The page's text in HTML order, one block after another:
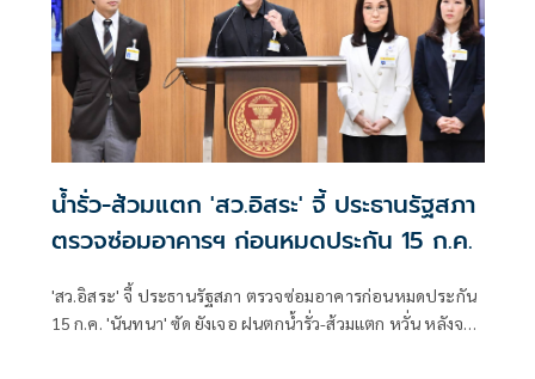
น้ำรั่ว-ส้วมแตก 'สว.อิสระ' จี้ ประธานรัฐสภา
ตรวจซ่อมอาคารฯ ก่อนหมดประกัน 15 ก.ค.
'สว.อิสระ' จี้ ประธานรัฐสภา ตรวจซ่อมอาคารก่อนหมดประกัน
15 ก.ค. 'นันทนา' ซัด ยังเจอ ฝนตกน้ำรั่ว-ส้วมแตก หวั่น หลังจาก